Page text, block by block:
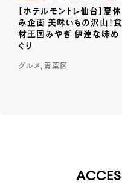
【ホテルモントレ仙台】夏休
み企画 美味いもの沢山！食
材王国みやぎ 伊達な味め
ぐり
グルメ, 青葉区